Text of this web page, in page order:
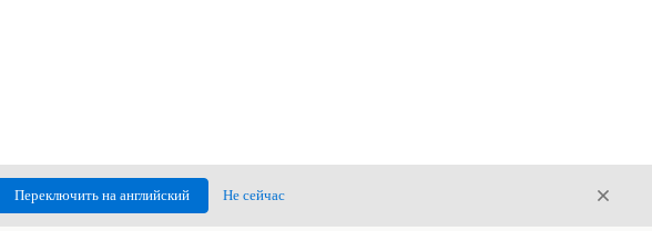
Переключить на английский Не сейчас